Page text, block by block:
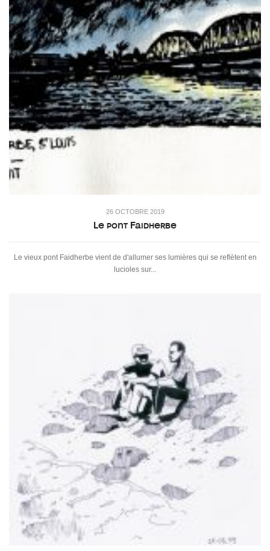
26 OCTOBRE 2019
Le pont Faidherbe
Le vieux pont Faidherbe vient de d'allumer ses lumières qui se reflètent en
lucioles sur...